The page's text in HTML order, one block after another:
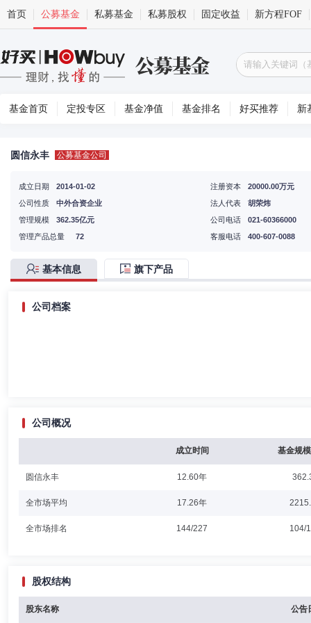
首页 公募基金 私募基金 私募股权 固定收益 新方程FOF
基金首页 定投专区 基金净值 基金排名 好买推荐 新
圆信永丰 公募基金公司
成立日期
2014-01-02
公司性质
中外合资企业
注册资本
20000.00万元
法人代表
胡荣炜
管理规模
362.35亿元
管理产品总量
72
公司电话
021-60366000
客服电话
400-607-0088
基本信息 旗下产品
公司档案
公司概况
成立时间 基金规
圆信永丰 12.60年
全市场平均 17.26年
全市场排名 144/227 104/
股权结构
股东名称 公告